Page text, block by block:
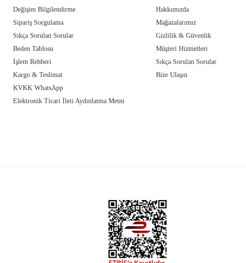
Değişim Bilgilendirme
Sipariş Sorgulama
Sıkça Sorulan Sorular
Beden Tablosu
İşlem Rehberi
Kargo & Teslimat
KVKK WhatsApp
Elektronik Ticari İleti Aydınlatma Metni
Hakkımızda
Mağazalarımız
Gizlilik & Güvenlik
Müşteri Hizmetleri
Sıkça Sorulan Sorular
Bize Ulaşın